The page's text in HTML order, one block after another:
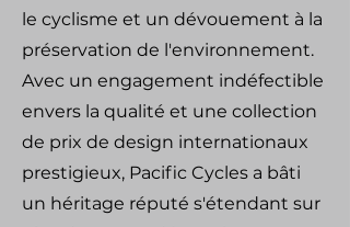
le cyclisme et un dévouement à la
préservation de l'environnement.
Avec un engagement indéfectible
envers la qualité et une collection
de prix de design internationaux
prestigieux, Pacific Cycles a bâti
un héritage réputé s'étendant sur